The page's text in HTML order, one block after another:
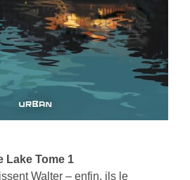
Lake Tome 1
Walter – enfin, ils le